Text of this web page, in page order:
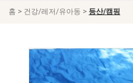
홈 > 건강/레저/유아동 > 등산/캠핑